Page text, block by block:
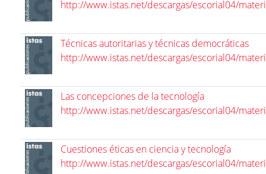
http://www.istas.net/descargas/escorial04/
Técnicas autoritarias y técnicas democráticas
http://www.istas.net/descargas/escorial04/
Las concepciones de la tecnología
http://www.istas.net/descargas/escorial04/
Cuestiones éticas en ciencia y tecnología
http://www.istas.net/descargas/escorial04/